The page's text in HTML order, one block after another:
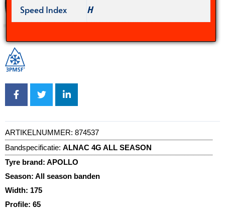
Speed Index
H
ARTIKELNUMMER: 874537
Bandspecificatie: ALNAC 4G ALL SEASON
Tyre brand: APOLLO
Season: All season banden
Width: 175
Profile: 65